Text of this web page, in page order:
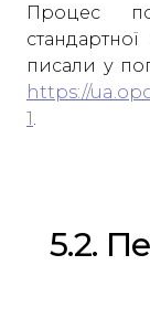
Процес
писали у
https://
1
5.2.